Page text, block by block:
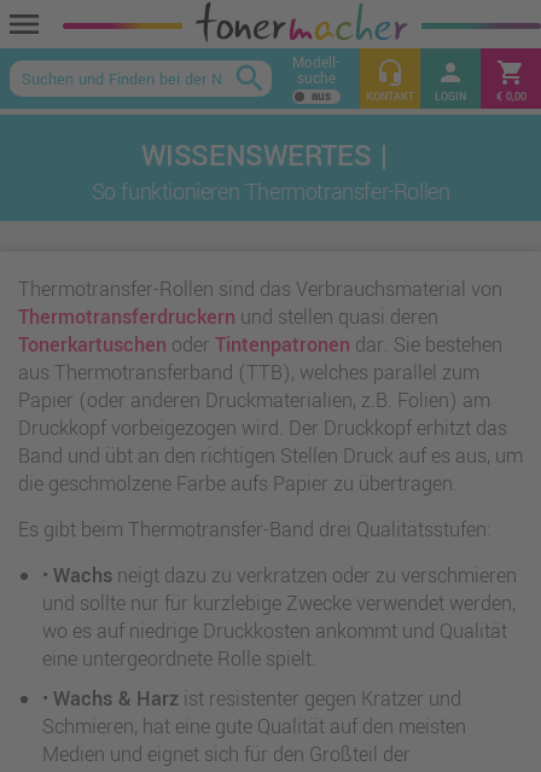
menu
keyboard_arrow_up
search Modell-
suche headset_mic
KONTAKT
person
LOGIN
shopping_cart
€ 0,00
So funktionieren Thermotransfer-Rollen
Thermotransfer-Rollen sind das Verbrauchsmaterial von
Thermotransferdruckern und stellen quasi deren
Tonerkartuschen oder Tintenpatronen dar. Sie bestehen
aus Thermotransferband (TTB), welches parallel zum
Papier (oder anderen Druckmaterialien, z.B. Folien) am
Druckkopf vorbeigezogen wird. Der Druckkopf erhitzt das
Band und übt an den richtigen Stellen Druck auf es aus, um
die geschmolzene Farbe aufs Papier zu übertragen.
Es gibt beim Thermotransfer-Band drei Qualitätsstufen:
• Wachsneigt dazu zu verkratzen oder zu verschmieren
und sollte nur für kurzlebige Zwecke verwendet werden,
wo es auf niedrige Druckkosten ankommt und Qualität
eine untergeordnete Rolle spielt.
• Wachs & Harzist resistenter gegen Kratzer und
Schmieren, hat eine gute Qualität auf den meisten
Medien und eignet sich für den Großteil der